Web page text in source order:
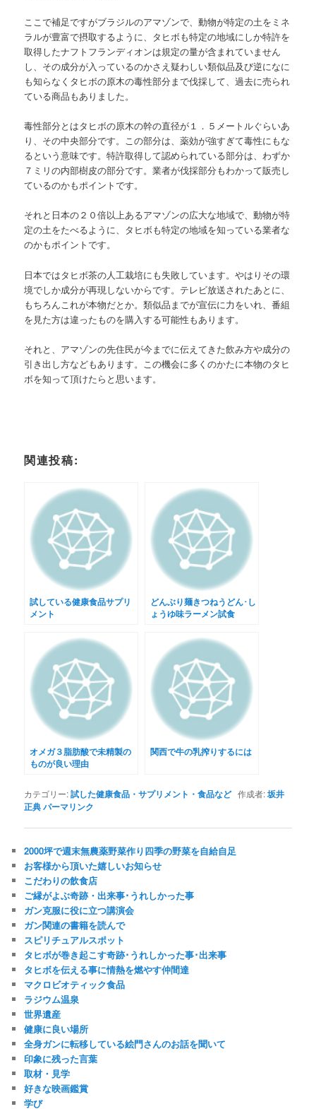
ここで補足ですがブラジルのアマゾンで、動物が特定の土をミネ
ラルが豊富で摂取するように、タヒボも特定の地域にしか特許を
取得したナフトフランディオンは規定の量が含まれていません
し、その成分が入っているのかさえ疑わしい類似品及び逆になに
も知らなくタヒボの原木の毒性部分まで伐採して、過去に売られ
ている商品もありました。
毒性部分とはタヒボの原木の幹の直径が１．５メートルぐらいあ
り、その中央部分です。この部分は、薬効が強すぎて毒性にもな
るという意味です。特許取得して認められている部分は、わずか
７ミリの内部樹皮の部分です。業者が伐採部分もわかって販売し
ているのかもポイントです。
それと日本の２０倍以上あるアマゾンの広大な地域で、動物が特
定の土をたべるように、タヒボも特定の地域を知っている業者な
のかもポイントです。
日本ではタヒボ茶の人工栽培にも失敗しています。やはりその環
境でしか成分が再現しないからです。テレビ放送されたあとに、
もちろんこれが本物だとか。類似品までが宣伝に力をいれ、番組
を見た方は違ったものを購入する可能性もあります。
それと、アマゾンの先住民が今までに伝えてきた飲み方や成分の
引き出し方などもあります。この機会に多くのかたに本物のタヒ
ボを知って頂けたらと思います。
関連投稿:
試している健康食品サプリ
メント
どんぶり麺きつねうどん･し
ょうゆ味ラーメン試食
オメガ３脂肪酸で未精製の
ものが良い理由
関西で牛の乳搾りするには
カテゴリー:試した健康食品・サプリメント・食品など作成者:坂井
正典パーマリンク
2000坪で週末無農薬野菜作り四季の野菜を自給自足
お客様から頂いた嬉しいお知らせ
こだわりの飲食店
ご縁がよぶ奇跡・出来事･うれしかった事
ガン克服に役に立つ講演会
ガン関連の書籍を読んで
スピリチュアルスポット
タヒボが巻き起こす奇跡･うれしかった事･出来事
タヒボを伝える事に情熱を燃やす仲間達
マクロビオティック食品
ラジウム温泉
世界遺産
健康に良い場所
全身ガンに転移している絵門さんのお話を聞いて
印象に残った言葉
取材・見学
好きな映画鑑賞
学び